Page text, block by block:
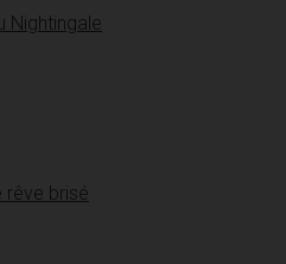
Nightingale
rêve brisé